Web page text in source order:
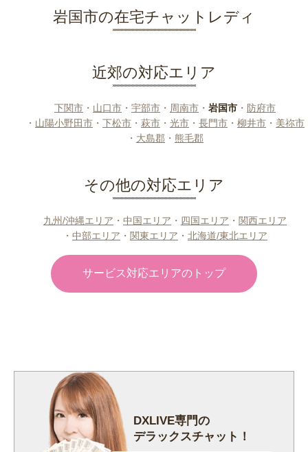
岩国市の在宅チャットレディ
近郊の対応エリア
下関市 ・ 山口市 ・ 宇部市 ・ 周南市 ・ 岩国市 ・ 防府市
・ 山陽小野田市 ・ 下松市 ・ 萩市 ・ 光市 ・ 長門市 ・ 柳井市 ・ 美祢市
・ 大島郡 ・ 熊毛郡
その他の対応エリア
九州/沖縄エリア ・ 中国エリア ・ 四国エリア ・ 関西エリア
・ 中部エリア ・ 関東エリア ・ 北海道/東北エリア
サービス対応エリアのトップ
DXLIVE専門の
デラックスチャット！